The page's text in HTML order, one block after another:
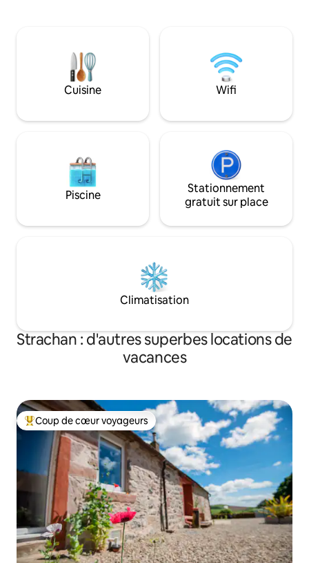
séjour là-bas et avons toujours pensé
que ce serait une maison de vacances
parfaite. Nous vous souhaitons un
excellent séjour.
en plumes et des
Les toilettes et la
bas de 4
a pas de porte de
Cuisine Wifi
Piscine
Stationnement
gratuit sur place
Climatisation
Strachan : d'autres superbes locations de
vacances
Coups de cœur voyageurs les plus appréciés
Coup de cœur voyageurs